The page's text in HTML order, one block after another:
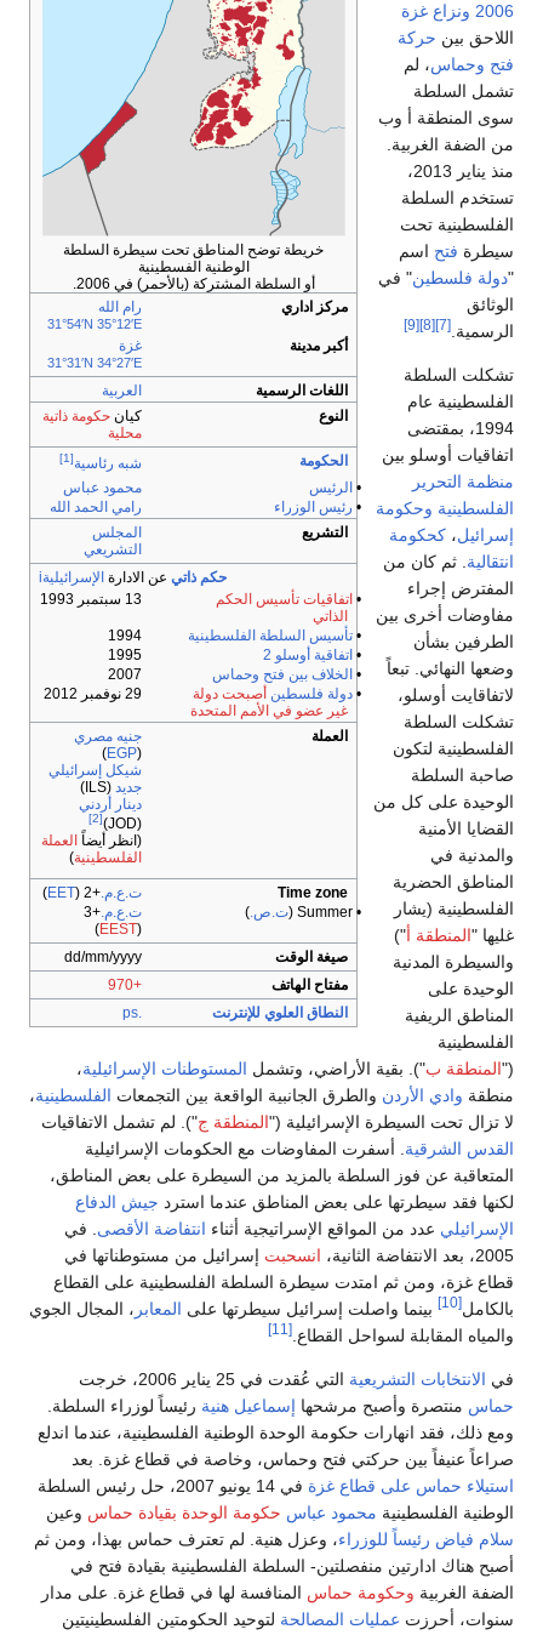
خريطة توضح المناطق تحت سيطرة السلطة
الوطنية الفسطينية
أو السلطة المشتركة (بالأحمر) في 2006.
مركز اداري
رام الله
31°54′N 35°12′E
أكبر مدينة غزة
31°31′N 34°27′E
اللغات الرسمية
العربية
النوع
كيانحكومة ذاتية
محلية
الحكومة
شبه رئاسية[1]
• الرئيس
محمود عباس
• رئيس الوزراء
رامي الحمد الله
التشريع
المجلس
التشريعي
حكم ذاتي عن الادارة الإسرائيليةi
• اتفاقيات تأسيس الحكم
الذاتي
13 سبتمبر 1993
•تأسيس السلطة الفلسطينية
1994
• اتفاقية أوسلو 2
1995
• الخلاف بين فتح وحماس
2007
•دولة فلسطين أصبحت دولة
غير عضو في الأمم المتحدة
29 نوفمبر 2012
العملة
جنيه مصري
(
EGP
)
شيكل إسرائيلي
جديد (ILS)
دينار أردني
(JOD)
[2]
(انظر أيضاً العملة
الفلسطينية)
Time zone ت.ع.م.+2
(
EET
)
• Summer (
ت.ص.) ت.ع.م.+3
(
EEST
)
صيغة الوقت
dd/mm/yyyy
مفتاح الهاتف
+970
النطاق العلوي للإنترنت
.ps
2006 ونزاع غزة
اللاحق بين حركة
فتح وحماس، لم
تشمل السلطة
سوى المنطقة أ وب
من الضفة الغربية.
منذ يناير 2013،
تستخدم السلطة
الفلسطينية تحت
سيطرة فتح اسم
"دولة فلسطين" في
الوثائق
الرسمية. [7]
[8]
[9]
تشكلت السلطة
الفلسطينية عام
1994، بمقتضى
اتفاقيات أوسلو بين
منظمة التحرير
الفلسطينية وحكومة
إسرائيل، كحكومة
انتقالية . ثم كان من
المفترض إجراء
مفاوضات أخرى بين
الطرفين بشأن
وضعها النهائي. تبعاً
لاتفاقايت أوسلو،
تشكلت السلطة
الفلسطينية لتكون
صاحبة السلطة
الوحيدة على كل من
القضايا الأمنية
والمدنية في
المناطق الحضرية
الفلسطينية (يشار
غليها "المنطقة أ")
والسيطرة المدنية
الوحيدة على
المناطق الريفية
الفلسطينية
("المنطقة ب"). بقية الأراضي، وتشمل المستوطنات الإسرائيلية،
منطقة وادي الأردن والطرق الجانبية الواقعة بين التجمعات الفلسطينية،
لا تزال تحت السيطرة الإسرائيلية ("المنطقة ج"). لم تشمل الاتفاقيات
القدس الشرقية . أسفرت المفاوضات مع الحكومات الإسرائيلية
المتعاقبة عن فوز السلطة بالمزيد من السيطرة على بعض المناطق،
لكنها فقد سيطرتها على بعض المناطق عندما استرد جيش الدفاع
الإسرائيلي عدد من المواقع الإسراتيجية أثناء انتفاضة الأقصى . في
2005، بعد الانتفاضة الثانية،
انسحبت إسرائيل من مستوطناتها في
قطاع غزة، ومن ثم امتدت سيطرة السلطة الفلسطينية على القطاع
بالكامل[10] بينما واصلت إسرائيل سيطرتها على المعابر ، المجال الجوي
والمياه المقابلة لسواحل القطاع. [11]
في الانتخابات التشريعية التي عُقدت في 25 يناير 2006، خرجت
حماس منتصرة وأصبح مرشحها إسماعيل هنية رئيساً لوزراء السلطة.
ومع ذلك، فقد انهارات حكومة الوحدة الوطنية الفلسطينية، عندما اندلع
صراعاً عنيفاً بين حركتي فتح وحماس، وخاصة في قطاع غزة. بعد
استيلاء حماس على قطاع غزة
في 14 يونيو 2007، حل رئيس السلطة
الوطنية الفلسطينية محمود عباس حكومة الوحدة بقيادة حماس وعين
سلام فياض رئيساً للوزراء، وعزل هنية. لم تعترف حماس بهذا، ومن ثم
أصبح هناك ادارتين منفصلتين- السلطة الفلسطينية بقيادة فتح في
الضفة الغربية وحكومة حماس المنافسة لها في قطاع غزة. على مدار
سنوات، أحرزت عمليات المصالحة لتوحيد الحكومتين الفلسطينيتين